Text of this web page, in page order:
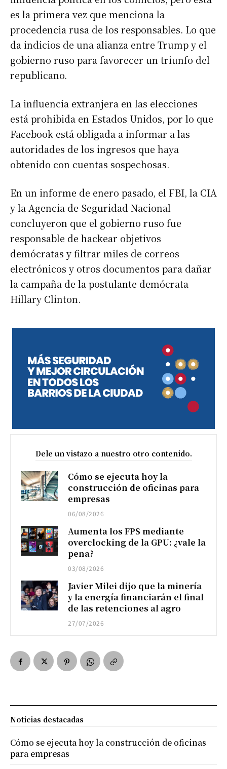
es la primera vez que menciona la
procedencia rusa de los responsables. Lo que
da indicios de una alianza entre Trump y el
gobierno ruso para favorecer un triunfo del
republicano.
La influencia extranjera en las elecciones
está prohibida en Estados Unidos, por lo que
Facebook está obligada a informar a las
autoridades de los ingresos que haya
obtenido con cuentas sospechosas.
En un informe de enero pasado, el FBI, la CIA
y la Agencia de Seguridad Nacional
concluyeron que el gobierno ruso fue
responsable de hackear objetivos
demócratas y filtrar miles de correos
electrónicos y otros documentos para dañar
la campaña de la postulante demócrata
Hillary Clinton.
Dele un vistazo a nuestro otro contenido.
Cómo se ejecuta hoy la
construcción de oficinas para
empresas
06/08/2026
Aumenta los FPS mediante
overclocking de la GPU: ¿vale la
pena?
03/08/2026
Javier Milei dijo que la minería
y la energía financiarán el final
de las retenciones al agro
27/07/2026
Noticias destacadas
Cómo se ejecuta hoy la construcción de oficinas
para empresas